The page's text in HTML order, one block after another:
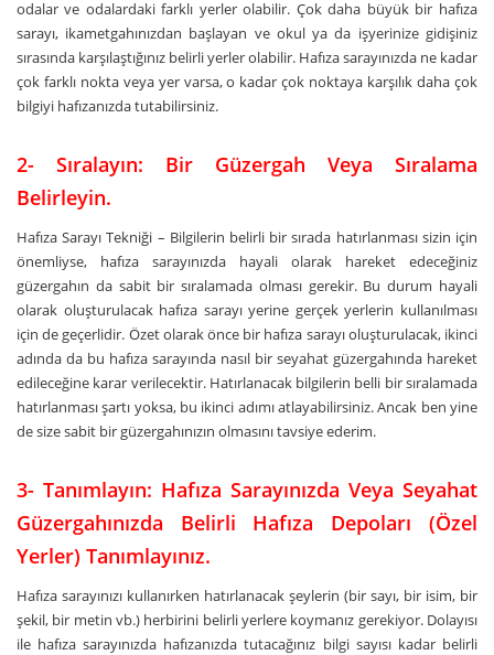
odalar ve odalardaki farklı yerler olabilir. Çok daha büyük bir hafıza
sarayı, ikametgahınızdan başlayan ve okul ya da işyerinize gidişiniz
sırasında karşılaştığınız belirli yerler olabilir. Hafıza sarayınızda ne kadar
çok farklı nokta veya yer varsa, o kadar çok noktaya karşılık daha çok
bilgiyi hafızanızda tutabilirsiniz.
2- Sıralayın: Bir Güzergah Veya Sıralama
Belirleyin.
Hafıza Sarayı Tekniği – Bilgilerin belirli bir sırada hatırlanması sizin için
önemliyse, hafıza sarayınızda hayali olarak hareket edeceğiniz
güzergahın da sabit bir sıralamada olması gerekir. Bu durum hayali
olarak oluşturulacak hafıza sarayı yerine gerçek yerlerin kullanılması
için de geçerlidir. Özet olarak önce bir hafıza sarayı oluşturulacak, ikinci
adında da bu hafıza sarayında nasıl bir seyahat güzergahında hareket
edileceğine karar verilecektir. Hatırlanacak bilgilerin belli bir sıralamada
hatırlanması şartı yoksa, bu ikinci adımı atlayabilirsiniz. Ancak ben yine
de size sabit bir güzergahınızın olmasını tavsiye ederim.
3- Tanımlayın: Hafıza Sarayınızda Veya Seyahat
Güzergahınızda Belirli Hafıza Depoları (Özel
Yerler) Tanımlayınız.
Hafıza sarayınızı kullanırken hatırlanacak şeylerin (bir sayı, bir isim, bir
şekil, bir metin vb.) herbirini belirli yerlere koymanız gerekiyor. Dolayısı
ile hafıza sarayınızda hafızanızda tutacağınız bilgi sayısı kadar belirli